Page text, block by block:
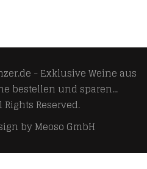
- Exklusive Weine aus
bestellen und sparen...
Rights Reserved.
byMeoso GmbH